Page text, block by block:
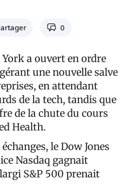
0
a ouvert en ordre
une nouvelle salve
en attendant
de la tech, tandis que
de la chute du cours
Health.
le Dow Jones
Nasdaq gagnait
S&P 500 prenait